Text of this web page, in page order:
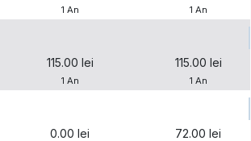
1 An 1 An
115.00 lei
1 An
115.00 lei
1 An
0.00 lei 72.00 lei